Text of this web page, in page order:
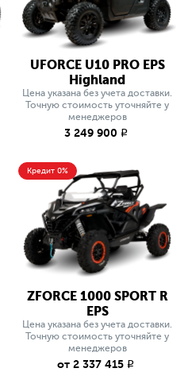
UFORCE U10 PRO EPS
Highland
Цена указана без учета доставки.
Точную стоимость уточняйте у
менеджеров
3 249 900 q
Кредит 0%
ZFORCE 1000 SPORT R
EPS
Цена указана без учета доставки.
Точную стоимость уточняйте у
менеджеров
от 2 337 415 q